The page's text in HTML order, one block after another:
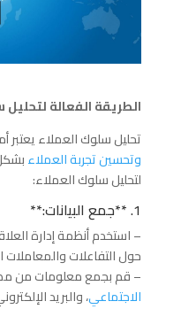
الطريقة الفعالة
تحليل سلوك العملاء يعتبر
وتحسين تجربة العملاء
لتحليل سلوك العملاء:
1. **جمع البيانات:**
حول التفاعلات
– قم بجمع معلومات من
الاجتماعي، والبريد